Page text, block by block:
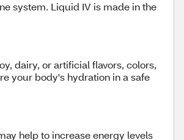
system. Liquid IV is made in the
dairy, or artificial flavors, colors,
your body's hydration in a safe
help to increase energy levels